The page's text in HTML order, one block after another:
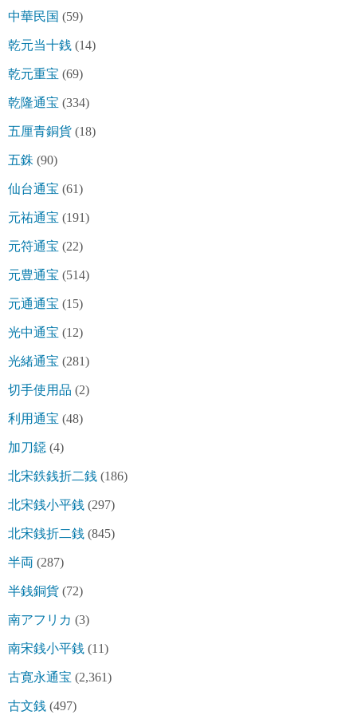
中華民国 (59)
乾元当十銭 (14)
乾元重宝 (69)
乾隆通宝 (334)
五厘青銅貨 (18)
五銖 (90)
仙台通宝 (61)
元祐通宝 (191)
元符通宝 (22)
元豊通宝 (514)
元通通宝 (15)
光中通宝 (12)
光緒通宝 (281)
切手使用品 (2)
利用通宝 (48)
加刀鐚 (4)
北宋鉄銭折二銭 (186)
北宋銭小平銭 (297)
北宋銭折二銭 (845)
半両 (287)
半銭銅貨 (72)
南アフリカ (3)
南宋銭小平銭 (11)
古寛永通宝 (2,361)
古文銭 (497)